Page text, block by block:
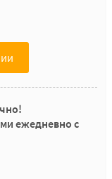
ежедневно с